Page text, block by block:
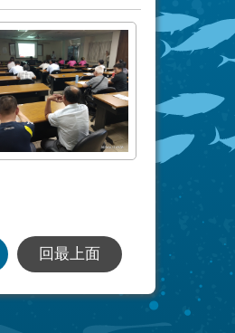
回最上面